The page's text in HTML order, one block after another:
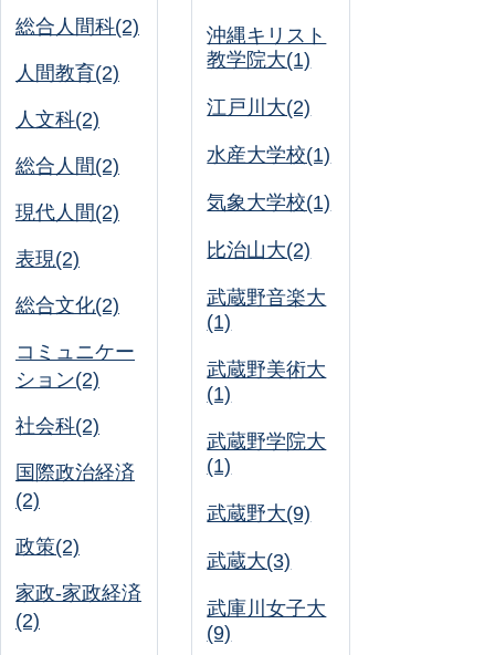
総合人間科(2)
人間教育(2)
人文科(2)
総合人間(2)
現代人間(2)
表現(2)
総合文化(2)
コミュニケー
ション(2)
社会科(2)
国際政治経済
(2)
政策(2)
家政-家政経済
(2)
沖縄キリスト
教学院大(1)
江戸川大(2)
水産大学校(1)
気象大学校(1)
比治山大(2)
武蔵野音楽大
(1)
武蔵野美術大
(1)
武蔵野学院大
(1)
武蔵野大(9)
武蔵大(3)
武庫川女子大
(9)